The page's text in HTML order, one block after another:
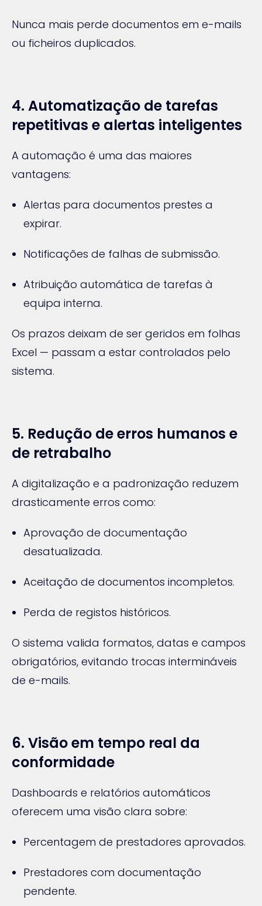
Nunca mais perde documentos em e-mails
ou ficheiros duplicados.
4. Automatização de tarefas
repetitivas e alertas inteligentes
A automação é uma das maiores
vantagens:
Alertas para documentos prestes a
expirar.
Notificações de falhas de submissão.
Atribuição automática de tarefas à
equipa interna.
Os prazos deixam de ser geridos em folhas
Excel — passam a estar controlados pelo
sistema.
5. Redução de erros humanos e
de retrabalho
A digitalização e a padronização reduzem
drasticamente erros como:
Aprovação de documentação
desatualizada.
Aceitação de documentos incompletos.
Perda de registos históricos.
O sistema valida formatos, datas e campos
obrigatórios, evitando trocas intermináveis
de e-mails.
6. Visão em tempo real da
conformidade
Dashboards e relatórios automáticos
oferecem uma visão clara sobre:
Percentagem de prestadores aprovados.
Prestadores com documentação
pendente.